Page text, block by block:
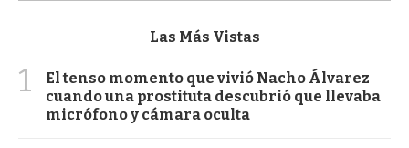
Las Más Vistas
1
El tenso momento que vivió Nacho Álvarez
cuando una prostituta descubrió que llevaba
micrófono y cámara oculta